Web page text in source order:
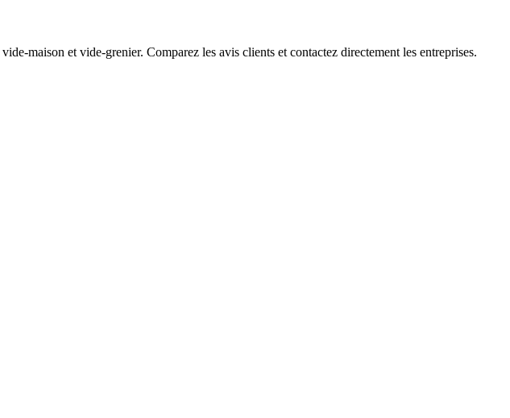
maison et vide-grenier. Comparez les avis clients et contactez directement les entreprises.